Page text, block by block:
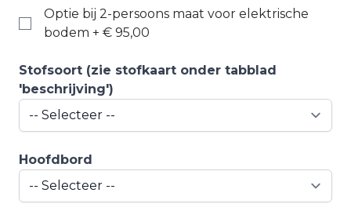
Optie bij 2-persoons maat voor elektrische
bodem + € 95,00
Stofsoort (zie stofkaart onder tabblad
'beschrijving')
Hoofdbord